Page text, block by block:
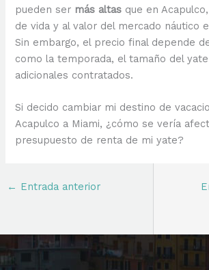
pueden ser más altas que en
de vida y al valor del mercado náutico
Sin embargo, el precio final depende
como la temporada, el tamaño del
adicionales contratados.
Si decido cambiar mi destino de
Acapulco a Miami, ¿cómo se vería
presupuesto de renta de mi yate?
← Entrada anterior